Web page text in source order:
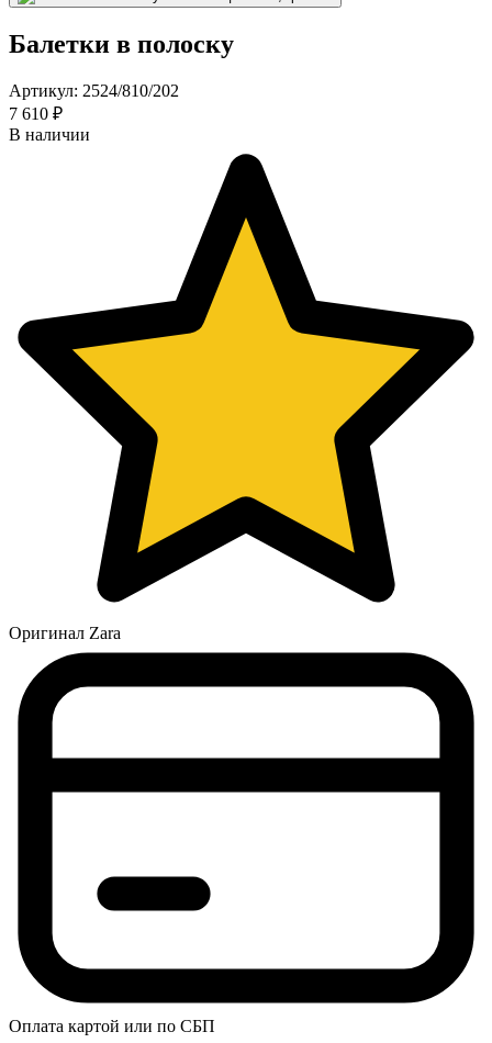
Балетки в полоску
Артикул: 2524/810/202
7 610 ₽
В наличии
Оригинал Zara
Оплата картой или по СБП